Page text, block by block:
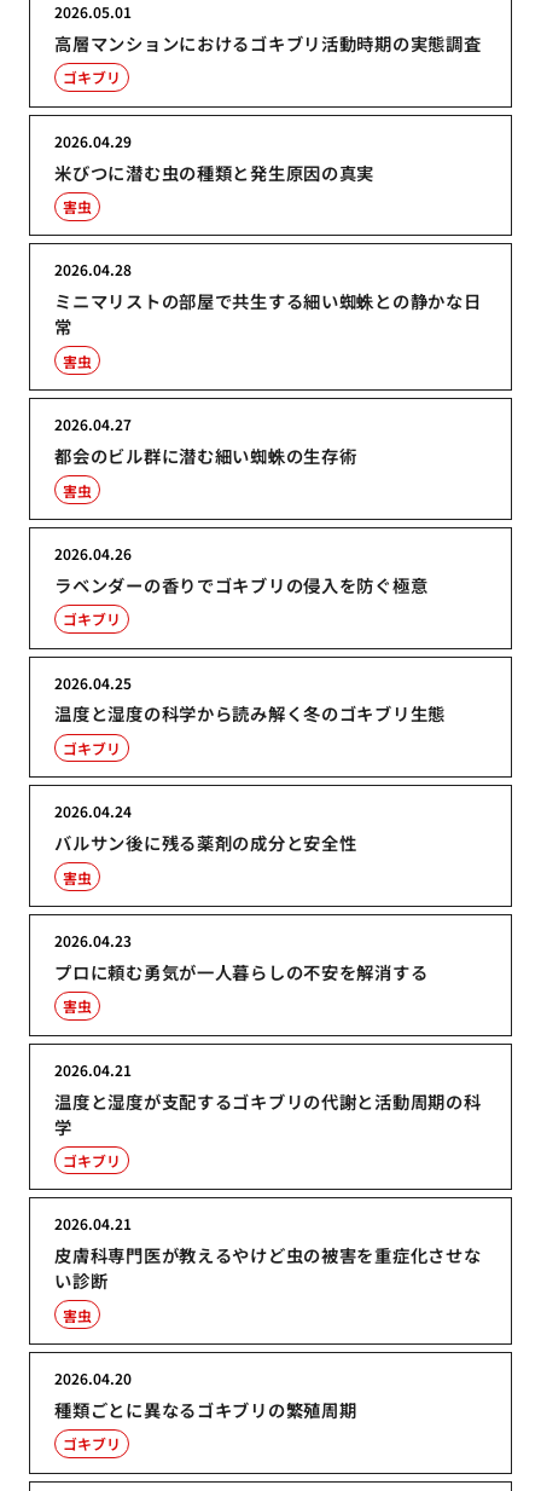
高層マンションにおけるゴキブリ活動時期の実態調査
2026.05.01
ゴキブリ
米びつに潜む虫の種類と発生原因の真実
2026.04.29
害虫
ミニマリストの部屋で共生する細い蜘蛛との静かな日
常
2026.04.28
害虫
都会のビル群に潜む細い蜘蛛の生存術
2026.04.27
害虫
ラベンダーの香りでゴキブリの侵入を防ぐ極意
2026.04.26
ゴキブリ
温度と湿度の科学から読み解く冬のゴキブリ生態
2026.04.25
ゴキブリ
バルサン後に残る薬剤の成分と安全性
2026.04.24
害虫
プロに頼む勇気が一人暮らしの不安を解消する
2026.04.23
害虫
温度と湿度が支配するゴキブリの代謝と活動周期の科
学
2026.04.21
ゴキブリ
皮膚科専門医が教えるやけど虫の被害を重症化させな
い診断
2026.04.21
害虫
種類ごとに異なるゴキブリの繁殖周期
2026.04.20
ゴキブリ